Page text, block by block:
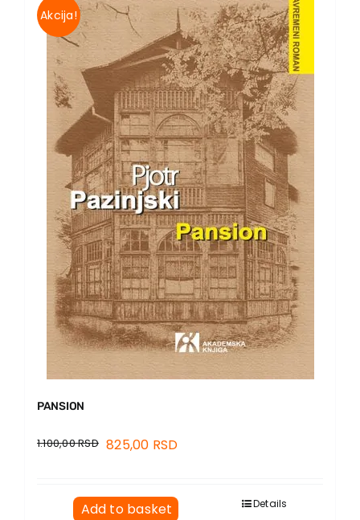
Akcija!
PANSION
1.100,00RSD 825,00 RSD
Add to basket Details